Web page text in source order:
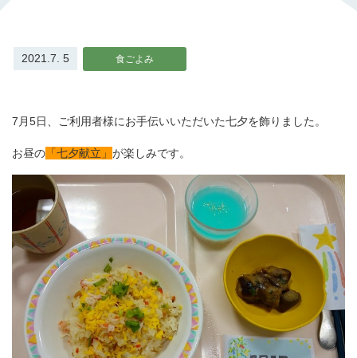
2021.7. 5 食ごよみ
7月5日、ご利用者様にお手伝いいただいた七夕を飾りました。
お昼の 「七夕献立」 が楽しみです。